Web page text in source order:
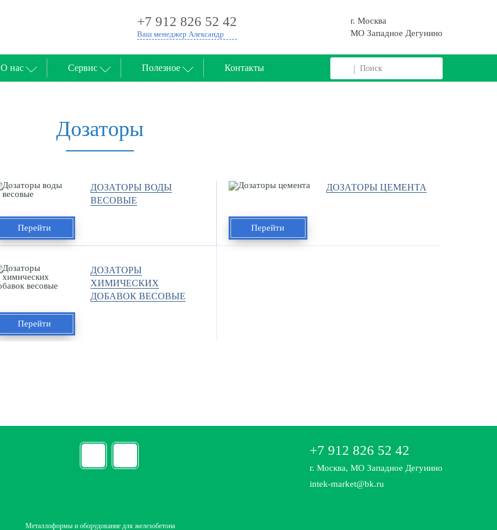
+7 912 826 52 42
Ваш менеджер Александр
г. Москва
МО Западное Дегунино
О нас Сервис Полезное Контакты
Дозаторы
ДОЗАТОРЫ ВОДЫ
ВЕСОВЫЕ
Перейти
ДОЗАТОРЫ ЦЕМЕНТА
Перейти
ДОЗАТОРЫ
ХИМИЧЕСКИХ
ДОБАВОК ВЕСОВЫЕ
Перейти
+7 912 826 52 42
г. Москва, МО Западное Дегунино
intek-market@bk.ru
Металлоформы и оборудование для железобетона